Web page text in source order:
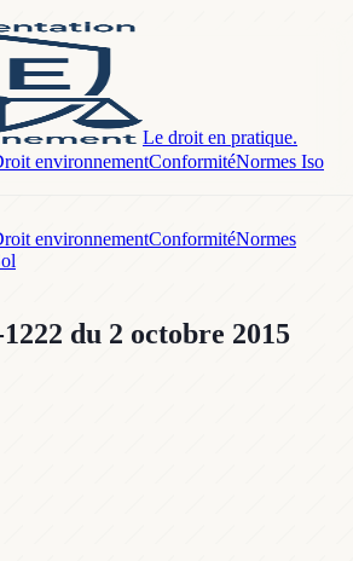
Le droit en pratique.
environnementConformitéNormes Iso
environnementConformitéNormes
du 2 octobre 2015